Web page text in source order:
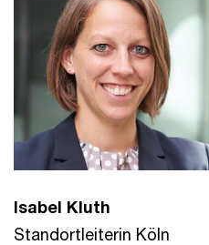
Isabel Kluth
Standortleiterin Köln